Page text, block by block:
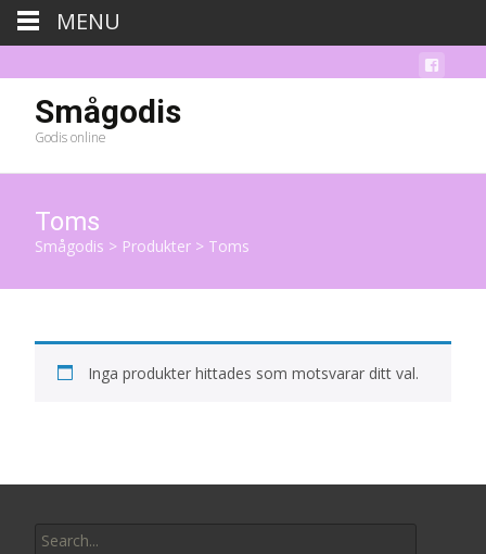
Smågodis
Godis online
Toms
Smågodis > Produkter > Toms
Inga produkter hittades som motsvarar ditt val.
for:
MENU